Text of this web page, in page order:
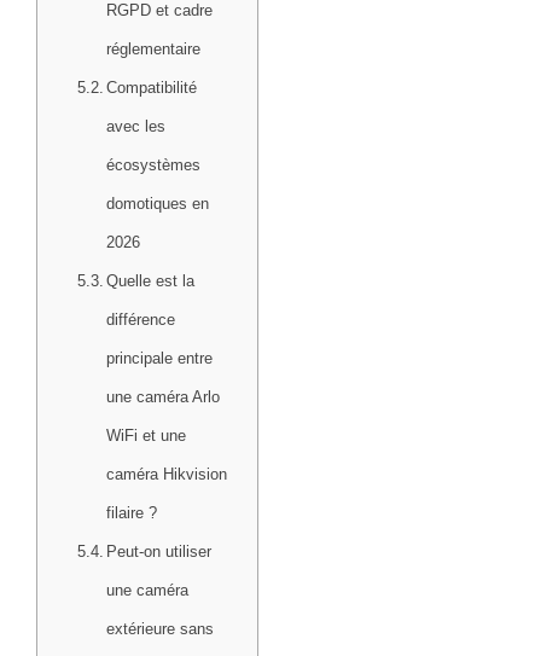
RGPD et cadre
réglementaire
Compatibilité
avec les
écosystèmes
domotiques en
2026
Quelle est la
différence
principale entre
une caméra Arlo
WiFi et une
caméra Hikvision
filaire ?
Peut-on utiliser
une caméra
extérieure sans